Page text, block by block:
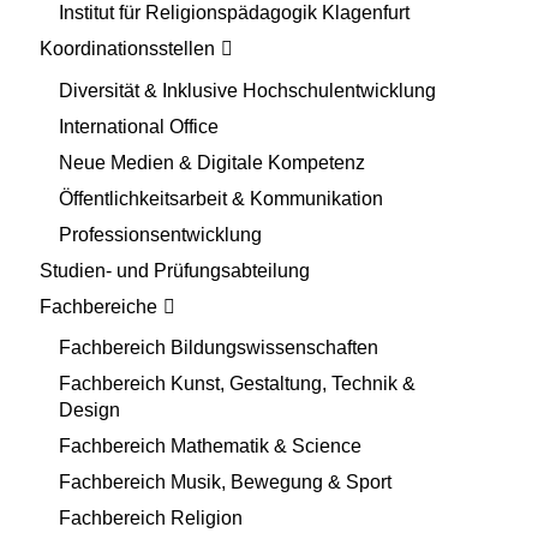
Institut für Religionspädagogik Klagenfurt
Koordinationsstellen
Diversität & Inklusive Hochschulentwicklung
International Office
Neue Medien & Digitale Kompetenz
Öffentlichkeitsarbeit & Kommunikation
Professionsentwicklung
Studien- und Prüfungsabteilung
Fachbereiche
Fachbereich Bildungswissenschaften
Fachbereich Kunst, Gestaltung, Technik &
Design
Fachbereich Mathematik & Science
Fachbereich Musik, Bewegung & Sport
Fachbereich Religion